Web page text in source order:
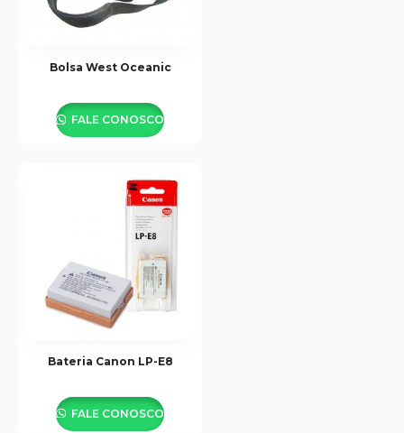
Bolsa West Oceanic
FALE CONOSCO
Bateria Canon LP-E8
FALE CONOSCO